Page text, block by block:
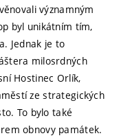
významným
byl unikátním tím,
Jednak je to
milosrdných
Hostinec Orlík,
ze strategických
To bylo také
obnovy památek.